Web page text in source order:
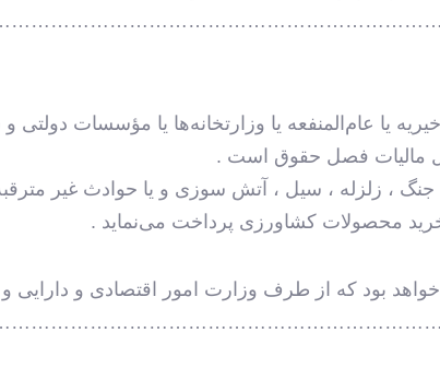
یا عام‌المنفعه یا وزارتخانه‌ها یا مؤسسات دولتی و
مالیات فصل حقوق است .
، زلزله ، سیل ، آتش سوزی و یا حوادث غیر
محصولات کشاورزی پرداخت می‌نماید .
بود که از طرف وزارت امور اقتصادی و دارایی